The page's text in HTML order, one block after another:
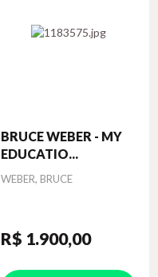
BRUCE WEBER - MY
EDUCATIO...
Autor
WEBER, BRUCE
R$ 1.900,00